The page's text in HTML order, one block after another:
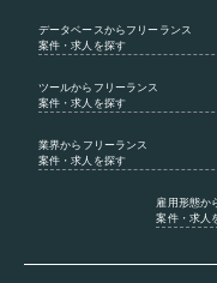
データベース からフリーランス
案件・求人を探す
ツールからフリーランス
案件・求人を探す
業界からフリーランス
案件・求人を探す
雇用形態か
案件・求人